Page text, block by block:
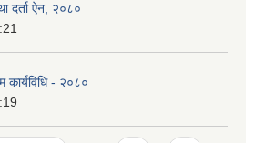
दर्ता ऐन, २०८०
कार्यविधि - २०८०